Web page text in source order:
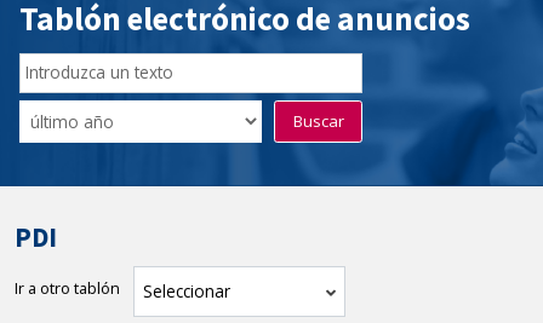
Tablón electrónico de anuncios
Buscador
del
Tablón
Filtro
de
Buscar
PDI
Ir a otro tablón Seleccionar tablón